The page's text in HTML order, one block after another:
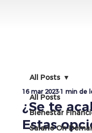
All Posts
Bienestar
Salario On-
All Posts
¿Se te
Estas
16 mar 2023 1 min de